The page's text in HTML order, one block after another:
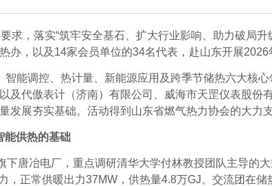
求 ，落实“筑牢安全基石、扩大行业影响、助力破局升
办，以及 14家会员单位的34名代表，赴山东开展2026
智能调控、热计量、新能源应用及跨季节储热六大核
及代傲表计（济南）有限公司
威海市天罡仪表股份
发展夯实基础。活动得到山东省燃气热力协会的大力
能供热的基础
下唐冶电厂，重点调研清华大学付林教授团队主导的
， 正常供暖出力37MW ，供热量4.8万GJ。 交流团在储